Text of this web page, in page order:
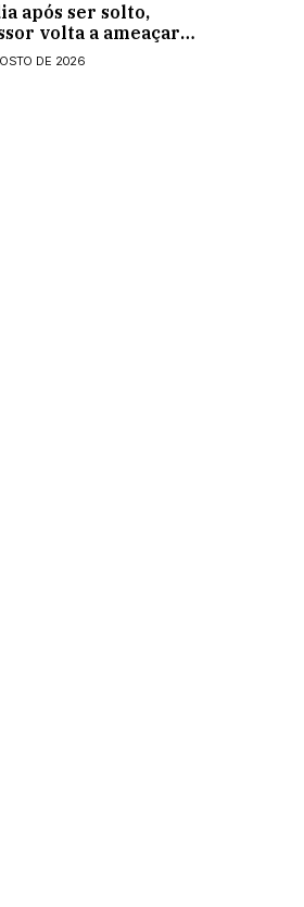
após ser solto,
volta a ameaçar
que fez sinal de
DE 2026